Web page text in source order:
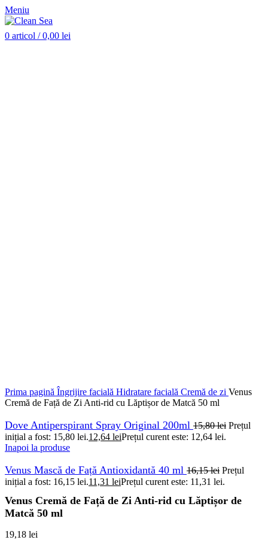
Meniu
0 articol / 0,00 lei
Prima pagină Îngrijire facială Hidratare facială Cremă de zi Venus
Cremă de Față de Zi Anti-rid cu Lăptișor de Matcă 50 ml
Dove Antiperspirant Spray Original 200ml 15,80lei Prețul
inițial a fost: 15,80 lei.12,64 leiPrețul curent este: 12,64 lei.
Inapoi la produse
Venus Mască de Față Antioxidantă 40 ml 16,15lei Prețul
inițial a fost: 16,15 lei.11,31 leiPrețul curent este: 11,31 lei.
Venus Cremă de Față de Zi Anti-rid cu Lăptișor de
Matcă 50 ml
19,18 lei